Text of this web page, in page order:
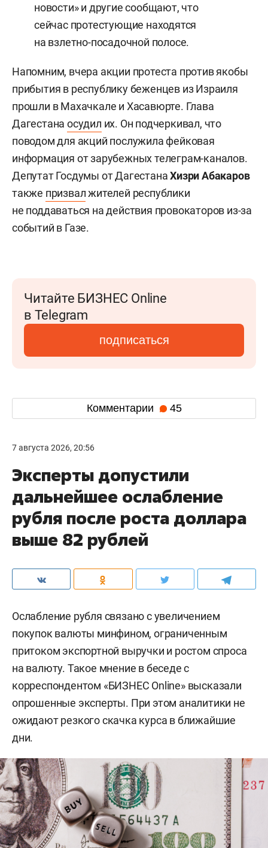
новости» и другие сообщают, что
сейчас протестующие находятся
на взлетно-посадочной полосе.
Напомним, вчера акции протеста против якобы
прибытия в республику беженцев из Израиля
прошли в Махачкале и Хасавюрте. Глава
Дагестанаосудил их. Он подчеркивал, что
поводом для акций послужила фейковая
информация от зарубежных телеграм-каналов.
Депутат Госдумы от ДагестанаХизри Абакаров
также призвалжителей республики
не поддаваться на действия провокаторов из-за
событий в Газе.
Читайте БИЗНЕС Online
в Telegram
подписаться
Комментарии 45
7 августа 2026, 20:56
Эксперты допустили
дальнейшее ослабление
рубля после роста доллара
выше 82 рублей
Ослабление рубля связано с увеличением
покупок валюты минфином, ограниченным
притоком экспортной выручки и ростом спроса
на валюту. Такое мнение в беседе с
корреспондентом «БИЗНЕС Online» высказали
опрошенные эксперты. При этом аналитики не
ожидают резкого скачка курса в ближайшие
дни.